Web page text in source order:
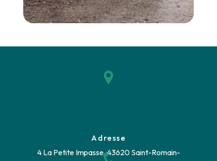
Adresse
4 La Petite Impasse, 43620 Saint-Romain-